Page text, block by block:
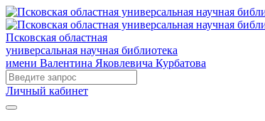
Псковская областная
универсальная научная библиотека
имени Валентина Яковлевича Курбатова
Личный кабинет